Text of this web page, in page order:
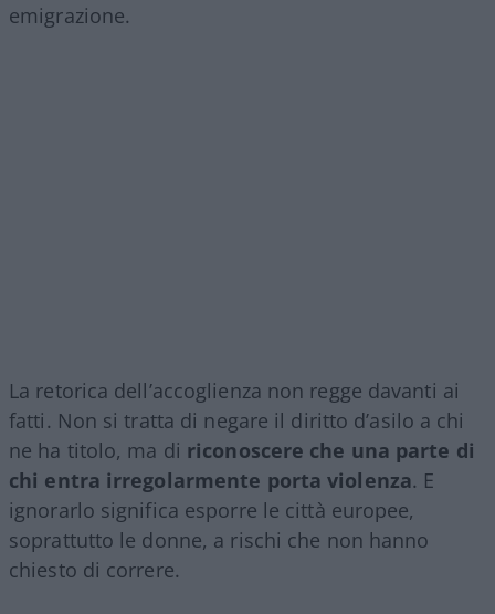
emigrazione.
La retorica dell’accoglienza non regge davanti ai
fatti. Non si tratta di negare il diritto d’asilo a chi
ne ha titolo, ma di riconoscere che una parte di
chi entra irregolarmente porta violenza. E
ignorarlo significa esporre le città europee,
soprattutto le donne, a rischi che non hanno
chiesto di correre.